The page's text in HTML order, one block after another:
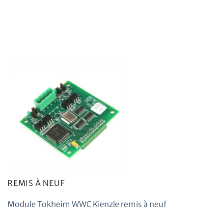
REMIS À NEUF
Module Tokheim WWC Kienzle remis à neuf